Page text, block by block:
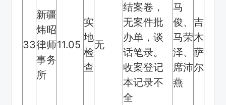
33
新疆
炜昭
律师
事务
所
11.05
实
地
检
查
无
结案卷，
无案件批
办单，谈
话笔录。
收案登记
本记录不
全
马
俊、
马荣
泽、
席沛
燕
吉
木
萨
尔